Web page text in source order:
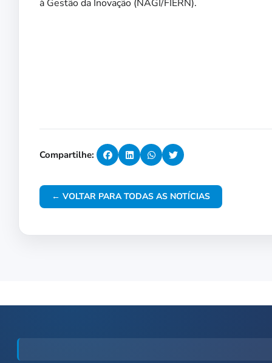
à Gestão da Inovação (NAGI/FIERN).
Compartilhe:
← VOLTAR PARA TODAS AS NOTÍCIAS